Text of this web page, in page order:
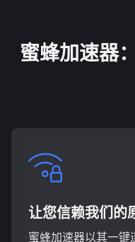
蜜蜂加速器
让您信赖我们的
蜜蜂加速器以其一键